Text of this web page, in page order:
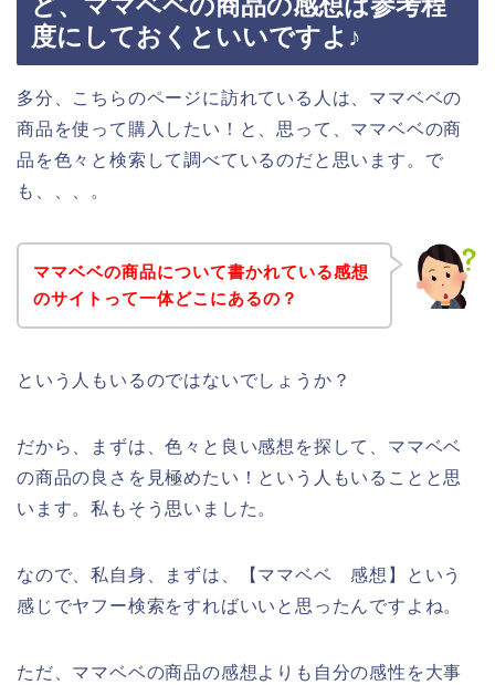
度にしておくといいですよ♪
多分、こちらのページに訪れている人は、ママベベの
商品を使って購入したい！と、思って、ママベベの商
品を色々と検索して調べているのだと思います。で
も、、、。
ママベベの商品について書かれている感想
のサイトって一体どこにあるの？
という人もいるのではないでしょうか？
だから、まずは、色々と良い感想を探して、ママベベ
の商品の良さを見極めたい！という人もいることと思
います。私もそう思いました。
なので、私自身、まずは、【ママベベ 感想】という
感じでヤフー検索をすればいいと思ったんですよね。
ただ、ママベベの商品の感想よりも自分の感性を大事